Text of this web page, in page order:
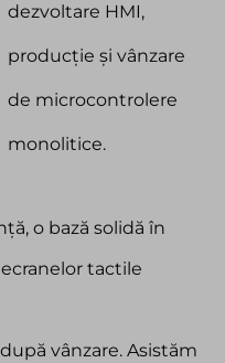
dezvoltare HMI,
producție și vânzare
de microcontrolere
monolitice.
o bază solidă în
tactile
vânzare. Asistăm